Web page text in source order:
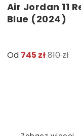
Air Jordan 11
Blue (2024)
Od 745 zł810 zł